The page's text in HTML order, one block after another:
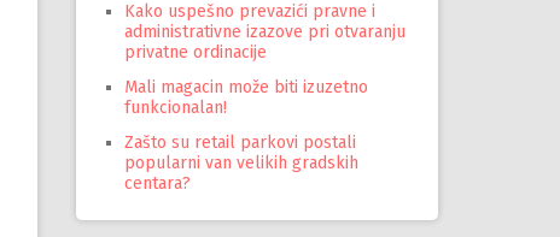
Kako uspešno prevazići pravne i
administrativne izazove pri otvaranju
privatne ordinacije
Mali magacin može biti izuzetno
funkcionalan!
Zašto su retail parkovi postali
popularni van velikih gradskih
centara?